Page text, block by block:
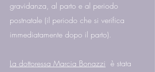
gravidanza, al parto e al periodo
postnatale (il periodo che si verifica
immediatamente dopo il parto).
La dottoressa Marcia Bonazzi è stata